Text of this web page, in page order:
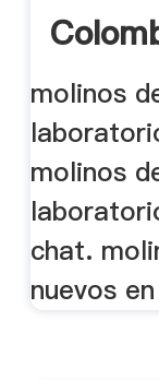
molinos
molinos
chat.
nuevos